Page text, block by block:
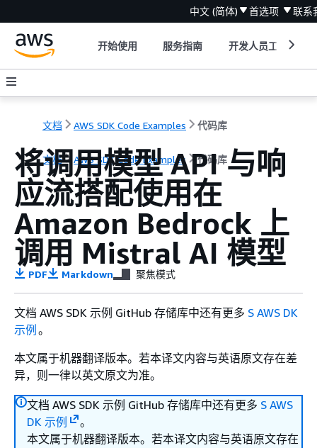
中文 (简体) 首选项 联系
开始使用 服务指南 开发人员工具
文档 AWS SDK Code Examples 代码库
文档 AWS SDK Code Examples 代码库
将调用模型 API 与响
应流搭配使用在
Amazon Bedrock 上
调用 Mistral AI 模型
PDF Markdown 聚焦模式
文档 AWS SDK 示例 GitHub 存储库中还有更多 S AWS DK
示例 。
本文属于机器翻译版本。若本译文内容与英语原文存在差
异，则一律以英文原文为准。
文档 AWS SDK 示例 GitHub 存储库中还有更多 S AWS
DK 示例
。
本文属于机器翻译版本。若本译文内容与英语原文存在